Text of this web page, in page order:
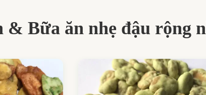
& Bữa ăn nhẹ đậu rộng